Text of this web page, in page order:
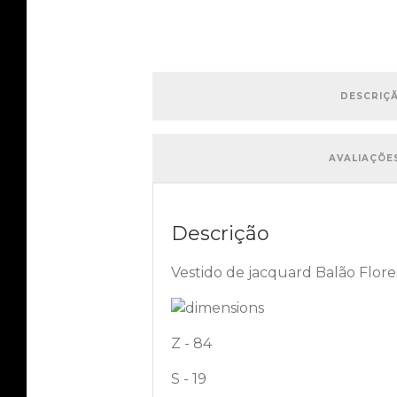
Descrição
Vestido de jacquard Balão
Z - 84
S - 19